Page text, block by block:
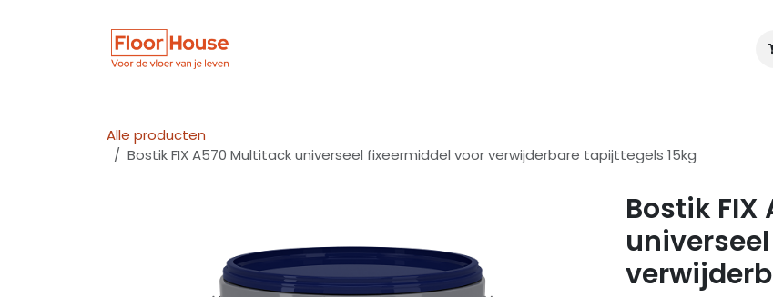
Alle producten
Bostik FIX A570 Multitack universeel fixeermiddel voor verwijderbare tapijttegels 15kg
Bostik